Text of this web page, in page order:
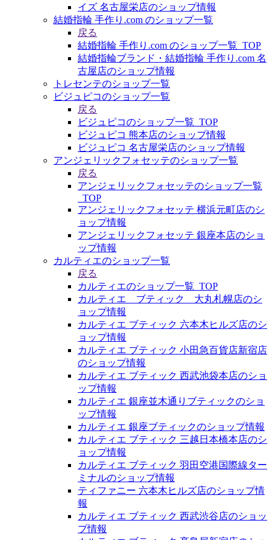
イズ 名古屋栄店のショップ情報
結婚指輪 手作り.com のショップ一覧
戻る
結婚指輪 手作り.com のショップ一覧_TOP
結婚指輪ブランド・結婚指輪 手作り.com 名
古屋店のショップ情報
トレセンテのショップ一覧
ビジュピコのショップ一覧
戻る
ビジュピコのショップ一覧_TOP
ビジュピコ 熊本店のショップ情報
ビジュピコ 名古屋栄店のショップ情報
アンジェリックフォセッテのショップ一覧
戻る
アンジェリックフォセッテのショップ一覧
_TOP
アンジェリックフォセッテ 横浜元町店のシ
ョップ情報
アンジェリックフォセッテ 銀座本店のショ
ップ情報
カルティエのショップ一覧
戻る
カルティエのショップ一覧_TOP
カルティエ ブティック 大丸札幌店のシ
ョップ情報
カルティエ ブティック 六本木ヒルズ店のシ
ョップ情報
カルティエ ブティック 小田急百貨店新宿店
のショップ情報
カルティエ ブティック 西武池袋本店のショ
ップ情報
カルティエ 銀座並木通りブティックのショ
ップ情報
カルティエ 銀座ブティックのショップ情報
カルティエ ブティック 三越日本橋本店のシ
ョップ情報
カルティエ ブティック 羽田空港国際線ター
ミナルのショップ情報
ティファニー 六本木ヒルズ店のショップ情
報
カルティエ ブティック 西武渋谷店のショッ
プ情報